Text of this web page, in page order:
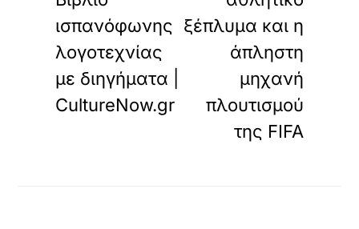
ισπανόφωνης
λογοτεχνίας
με διηγήματα |
CultureNow.gr
ξέπλυμα και η
άπληστη
μηχανή
πλουτισμού
της FIFA